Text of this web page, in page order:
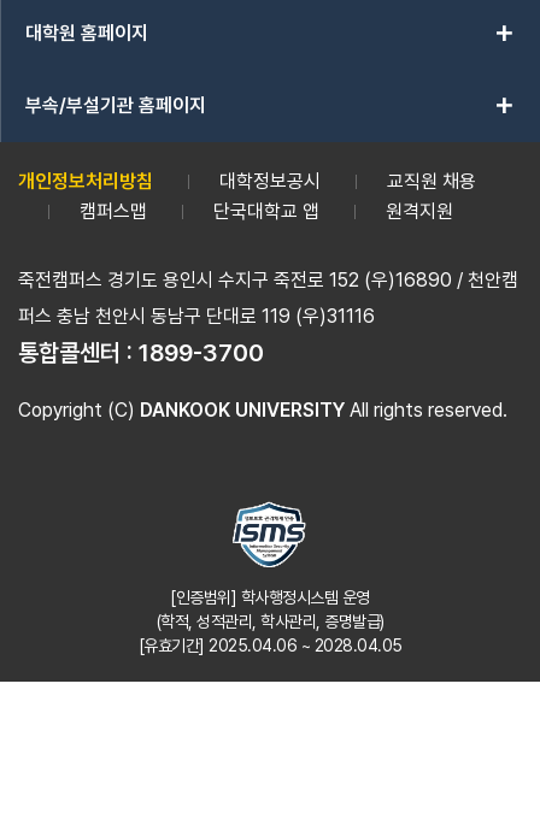
대학원 홈페이지 add
부속/부설기관 홈페이지 add
개인정보처리방침 대학정보공시
교직원 채용
캠퍼스맵
단국대학교 앱 원격지원
죽전캠퍼스 경기도 용인시 수지구 죽전로 152 (우)16890 / 천안캠
퍼스 충남 천안시 동남구 단대로 119 (우)31116
통합콜센터 : 1899-3700
Copyright (C) DANKOOK UNIVERSITY All rights reserved.
[인증범위] 학사행정시스템 운영
(학적, 성적관리, 학사관리, 증명발급)
[유효기간] 2025.04.06 ~ 2028.04.05